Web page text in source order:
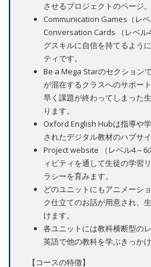
させるプロジェクトのページ。
Communication Games（レベ
Conversation Cards （レベル
グスキルに自信を持てるよう
ティです。
Be a Mega Starのセクション
が混在するクラスへのサポー
早く課題が終わってしまった
ります。
Oxford English Hubは指導や
されたデジタル教材のハブサイ
Project website （レベル4～6
ィビティを通して生徒の学習
ラシーを育みます。
どのユニットにもアニメーシ
ク仕立てのお話が用意され、
けます。
各ユニットには教科横断型の
英語で他の教科を学ぶきっかけ
【コースの特徴】